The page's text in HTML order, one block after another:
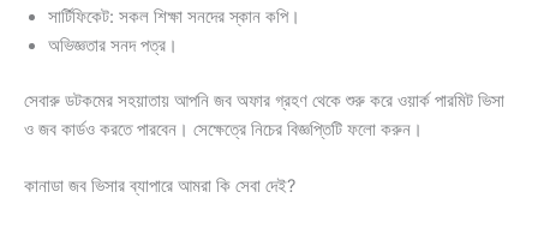
সার্টিফিকেট: সকল শিক্ষা সনদের স্কান কপি।
অভিজ্ঞতার সনদ পত্র।
সেবারু ডটকমের সহয়াতায় আপনি জব অফার গ্রহণ থেকে শুরু করে ওয়ার্ক পারমিট ভিসা
ও জব কার্ডও করতে পারবেন। সেক্ষেত্রে নিচের বিজ্ঞপ্তিটি ফলো করুন।
কানাডা জব ভিসার ব্যাপারে আমরা কি সেবা দেই?